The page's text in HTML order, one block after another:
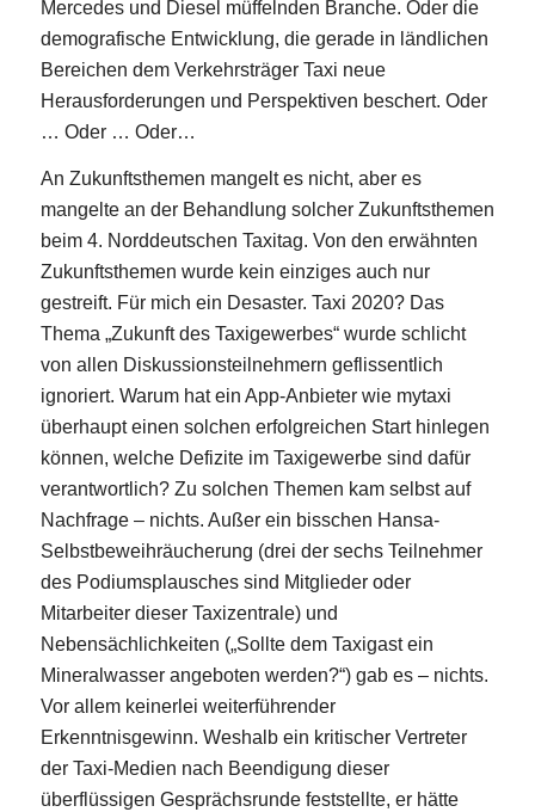
Mercedes und Diesel müffelnden Branche. Oder die
demografische Entwicklung, die gerade in ländlichen
Bereichen dem Verkehrsträger Taxi neue
Herausforderungen und Perspektiven beschert. Oder
… Oder … Oder…
An Zukunftsthemen mangelt es nicht, aber es
mangelte an der Behandlung solcher Zukunftsthemen
beim 4. Norddeutschen Taxitag. Von den erwähnten
Zukunftsthemen wurde kein einziges auch nur
gestreift. Für mich ein Desaster. Taxi 2020? Das
Thema „Zukunft des Taxigewerbes“ wurde schlicht
von allen Diskussionsteilnehmern geflissentlich
ignoriert. Warum hat ein App-Anbieter wie mytaxi
überhaupt einen solchen erfolgreichen Start hinlegen
können, welche Defizite im Taxigewerbe sind dafür
verantwortlich? Zu solchen Themen kam selbst auf
Nachfrage – nichts. Außer ein bisschen Hansa-
Selbstbeweihräucherung (drei der sechs Teilnehmer
des Podiumsplausches sind Mitglieder oder
Mitarbeiter dieser Taxizentrale) und
Nebensächlichkeiten („Sollte dem Taxigast ein
Mineralwasser angeboten werden?“) gab es – nichts.
Vor allem keinerlei weiterführender
Erkenntnisgewinn. Weshalb ein kritischer Vertreter
der Taxi-Medien nach Beendigung dieser
überflüssigen Gesprächsrunde feststellte, er hätte